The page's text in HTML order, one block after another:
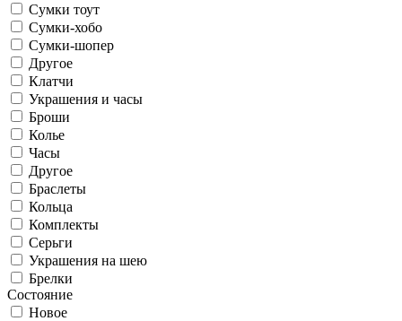
Сумки тоут
Сумки-хобо
Сумки-шопер
Другое
Клатчи
Украшения и часы
Броши
Колье
Часы
Другое
Браслеты
Кольца
Комплекты
Серьги
Украшения на шею
Брелки
Состояние
Новое